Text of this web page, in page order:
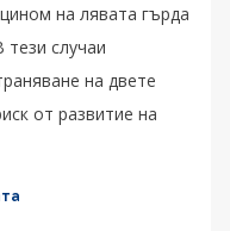
на лявата гърда
тези случаи
на двете
от развитие на